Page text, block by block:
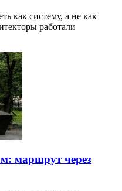
как систему, а не как
работали
маршрут через